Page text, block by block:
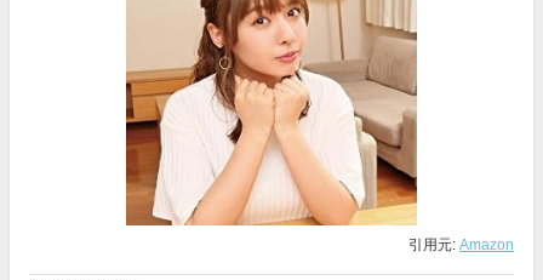
引用元: Amazon